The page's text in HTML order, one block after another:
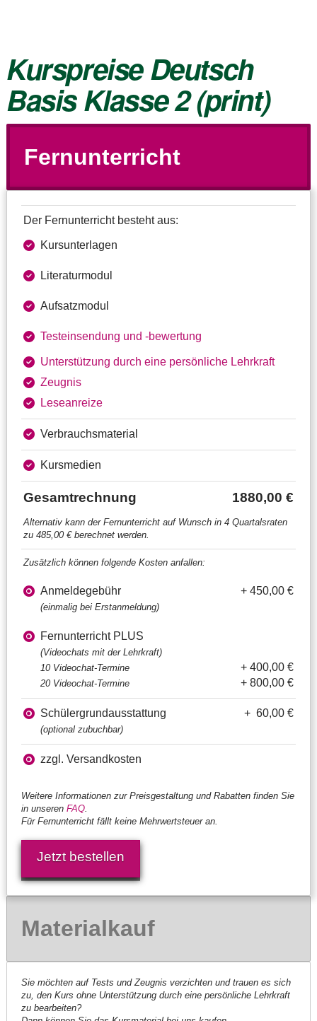
Kurspreise Deutsch
Basis Klasse 2 (print)
Fernunterricht
Der Fernunterricht besteht aus:
Kursunterlagen
Literaturmodul
Aufsatzmodul
Testeinsendung und ‑bewertung
Unterstützung durch eine persönliche Lehrkraft
Zeugnis
Leseanreize
Verbrauchsmaterial
Kursmedien
Gesamtrechnung 1880,00 €
Alternativ kann der Fernunterricht auf Wunsch in 4 Quartalsraten
zu 485,00 € berechnet werden.
Zusätzlich können folgende Kosten anfallen:
Anmeldegebühr
(einmalig bei Erstanmeldung)
+ 450,00 €
Fernunterricht PLUS
(Videochats mit der Lehrkraft)
10 Videochat-Termine
20 Videochat-Termine
+ 400,00 €
+ 800,00 €
Schülergrundausstattung
(optional zubuchbar)
+ 60,00 €
zzgl. Versandkosten
Weitere Informationen zur Preisgestaltung und Rabatten finden Sie
in unseren FAQ.
Für Fernunterricht fällt keine Mehrwertsteuer an.
Jetzt bestellen
Materialkauf
Sie möchten auf Tests und Zeugnis verzichten und trauen es sich
zu, den Kurs ohne Unterstützung durch eine persönliche Lehrkraft
zu bearbeiten?